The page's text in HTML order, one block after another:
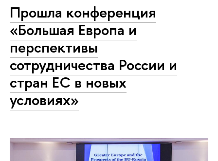
Прошла конференция
«Большая Европа и
перспективы
сотрудничества России и
стран ЕС в новых
условиях»